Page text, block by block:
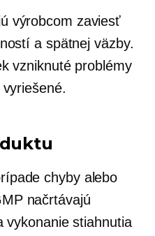
výrobcom zaviesť
a spätnej väzby.
vzniknuté problémy
chyby alebo
načrtávajú
vykonanie stiahnutia